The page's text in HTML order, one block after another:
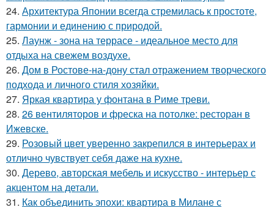
24. Архитектура Японии всегда стремилась к простоте,
гармонии и единению с природой.
25. Лаунж - зона на террасе - идеальное место для
отдыха на свежем воздухе.
26. Дом в Ростове-на-дону стал отражением творческого
подхода и личного стиля хозяйки.
27. Яркая квартира у фонтана в Риме треви.
28. 26 вентиляторов и фреска на потолке: ресторан в
Ижевске.
29. Розовый цвет уверенно закрепился в интерьерах и
отлично чувствует себя даже на кухне.
30. Дерево, авторская мебель и искусство - интерьер с
акцентом на детали.
31. Как объединить эпохи: квартира в Милане с